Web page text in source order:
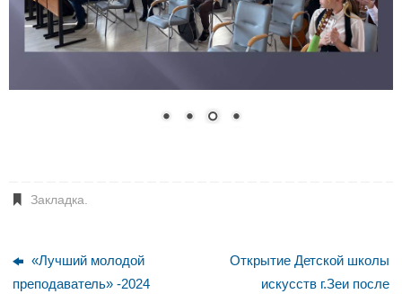
Закладка.
«Лучший молодой
преподаватель» -2024
Открытие Детской школы
искусств г.Зеи после